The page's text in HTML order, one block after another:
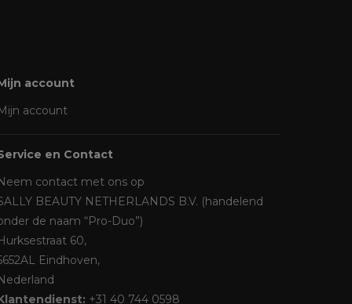
account
account
en Contact
contact met ons op
BEAUTY NETHERLANDS B.V. (handelend
de naam “Pro-Duo”)
60,
Eindhoven,
+31 40 744 0598